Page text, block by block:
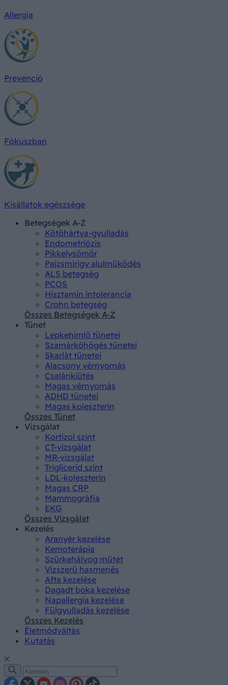
Allergia
Prevenció
Fókuszban
Kisállatok egészsége
Betegségek A-Z
Kötőhártya-gyulladás
Endometriózis
Pikkelysömör
Pajzsmirigy alulműködés
ALS betegség
PCOS
Hisztamin intolerancia
Crohn betegség
Összes Betegségek A-Z
Tünet
Lepkehimlő tünetei
Szamárköhögés tünetei
Skarlát tünetei
Alacsony vérnyomás
Csalánkiütés
Magas vérnyomás
ADHD tünetei
Magas koleszterin
Összes Tünet
Vizsgálat
Kortizol szint
CT-vizsgálat
MR-vizsgálat
Triglicerid szint
LDL-koleszterin
Magas CRP
Mammográfia
EKG
Összes Vizsgálat
Kezelés
Aranyér kezelése
Kemoterápia
Szürkehályog műtét
Vízszerű hasmenés
Afta kezelése
Dagadt boka kezelése
Napallergia kezelése
Fülgyulladás kezelése
Összes Kezelés
Életmódváltás
Kutatás